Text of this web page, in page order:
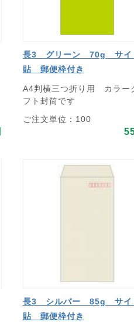
長3 グリーン 70g サイ
貼 郵便枠付き
A4判横三つ折り用 カラー
フト封筒です
ご注文単位：100
長3 シルバー 85g サイ
貼 郵便枠付き